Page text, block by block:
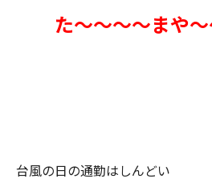
た～～～～まや
台風の日の通勤はしんどい